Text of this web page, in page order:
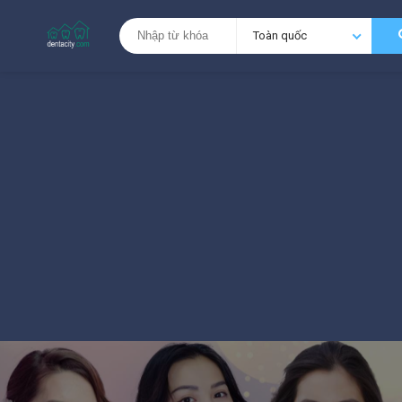
Toàn quốc